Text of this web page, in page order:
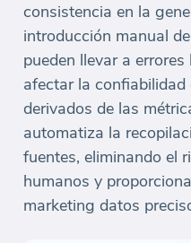
consistencia en la
introducción manual
pueden llevar a
afectar la
derivados de las
automatiza la
fuentes, eliminando el
humanos y
marketing datos